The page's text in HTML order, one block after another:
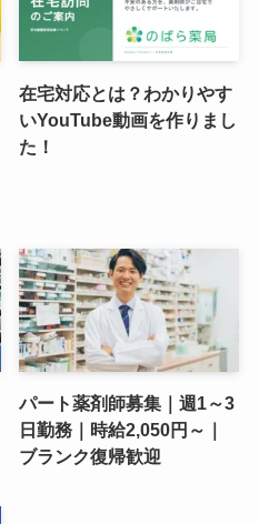
在宅対応とは？わかりやす
いYouTube動画を作りまし
た！
パート薬剤師募集｜週1～3
日勤務｜時給2,050円～｜
ブランク復帰歓迎